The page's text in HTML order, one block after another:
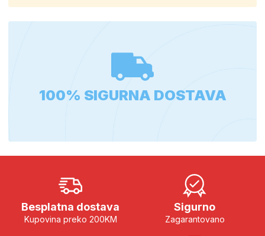
100% SIGURNA DOSTAVA
Besplatna dostava
Kupovina preko 200KM
Sigurno
Zagarantovano